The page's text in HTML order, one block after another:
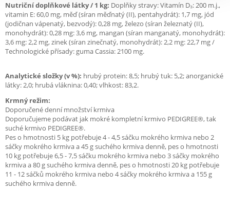
Nutriční doplňkové látky / 1 kg: Doplňky stravy: Vitamín D₃: 200 m.j.,
vitamin E: 60,0 mg, měď (síran měďnatý (II), pentahydrát): 1,7 mg, jód
(jodičnan vápenatý, bezvodý): 0,28 mg, železo (síran železnatý (II),
monohydrát): 0,28 mg: 3,6 mg, mangan (síran manganatý, monohydrát):
3,6 mg: 2,2 mg, zinek (síran zinečnatý, monohydrát): 2,2 mg: 22,7 mg /
Technologické přísady: guma Cassia: 2100 mg.
Analytické složky (v %): hrubý protein: 8,5; hrubý tuk: 5,2; anorganické
látky: 2,0; hrubá vláknina: 0,40; vlhkost: 83,2.
Krmný režim:
Doporučené denní množství krmiva
Doporučujeme podávat jak mokré kompletní krmivo PEDIGREE®, tak
suché krmivo PEDIGREE®.
Pes o hmotnosti 5 kg potřebuje 4 - 4,5 sáčku mokrého krmiva nebo 2
sáčky mokrého krmiva a 45 g suchého krmiva denně, pes o hmotnosti
10 kg potřebuje 6,5 - 7,5 sáčku mokrého krmiva nebo 3 sáčky mokrého
krmiva a 80 g suchého krmiva denně, pes o hmotnosti 20 kg potřebuje
11 - 12 sáčků mokrého krmiva nebo 4 sáčky mokrého krmiva a 155 g
suchého krmiva denně.